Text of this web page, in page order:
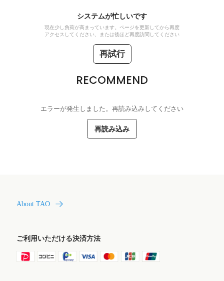
システムが忙しいです
現在少し負荷が高まっています。ページを更新してから再度
アクセスしてください、または後ほど再度訪問してください
再試行
RECOMMEND
エラーが発生しました。再読み込みしてください
再読み込み
About TAO
ご利用いただける決済方法